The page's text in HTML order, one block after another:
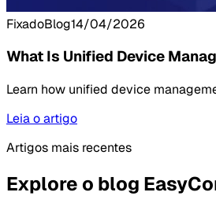
FixadoBlog14/04/2026
What Is Unified Device
Learn how unified device
Leia o artigo
Artigos mais recentes
Explore o blog